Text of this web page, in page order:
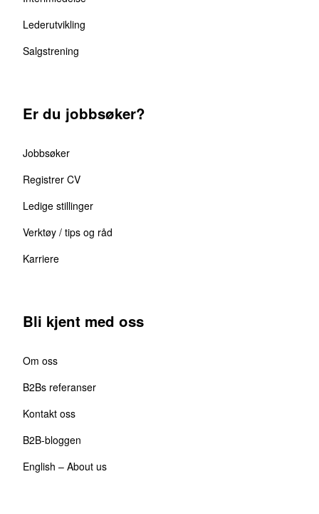
Lederutvikling
Salgstrening
Er du jobbsøker?
Jobbsøker
Registrer CV
Ledige stillinger
Verktøy / tips og råd
Karriere
Bli kjent med oss
Om oss
B2Bs referanser
Kontakt oss
B2B-bloggen
English – About us